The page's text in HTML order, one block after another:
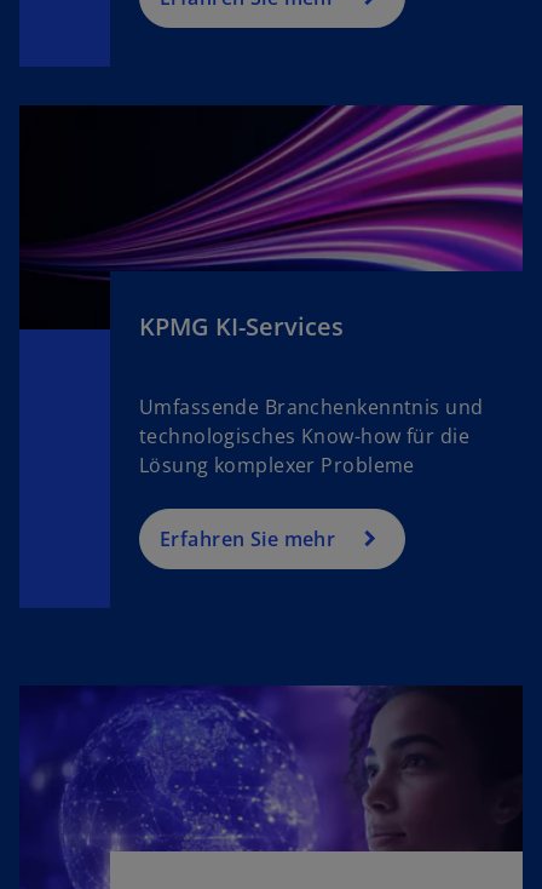
f
t
d
e
o
KPMG KI-Services
Umfassende Branchenkenntnis und
technologisches Know-how für die
Lösung komplexer Probleme
Erfahren Sie mehr